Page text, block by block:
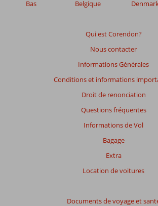
Qui est Corendon?
Nous contacter
Informations Générales
Conditions et informations
Droit de renonciation
Questions fréquentes
Informations de Vol
Bagage
Extra
Location de voitures
Documents de voyage et
Bas Belgique Denmark